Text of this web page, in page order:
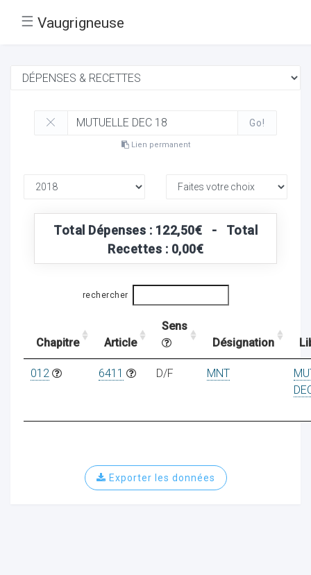
☰ Vaugrigneuse
Go!
Lien permanent
Total Dépenses : 122,50€ - Total
Recettes : 0,00€
rechercher
Chapitre Article
Sens
Désignation
012 6411 D/F MNT
Exporter les données